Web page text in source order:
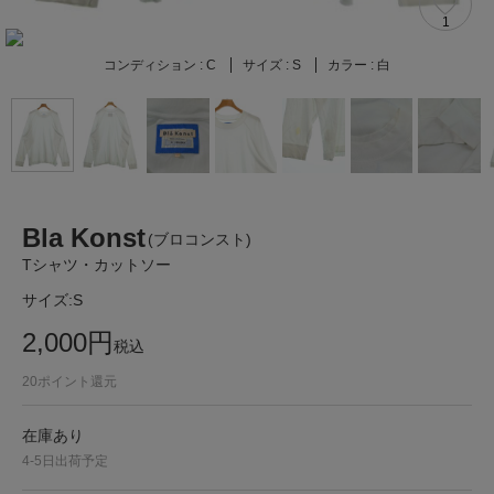
1
コンディション : C サイズ : S カラー : 白
Bla Konst(ブロコンスト)
Tシャツ・カットソー
サイズ:S
2,000円税込
20ポイント還元
在庫あり
4-5日出荷予定